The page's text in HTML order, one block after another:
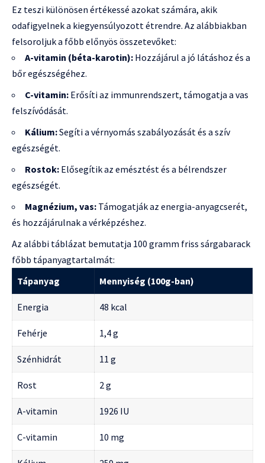
Ez teszi különösen értékessé azokat számára, akik
odafigyelnek a kiegyensúlyozott étrendre. Az alábbiakban
felsoroljuk a főbb előnyös összetevőket:
A-vitamin (béta-karotin): Hozzájárul a jó látáshoz és a
bőr egészségéhez.
C-vitamin: Erősíti az immunrendszert, támogatja a vas
felszívódását.
Kálium:Segíti a vérnyomás szabályozását és a szív
egészségét.
Rostok: Elősegítik az emésztést és a bélrendszer
egészségét.
Magnézium, vas: Támogatják az energia-anyagcserét,
és hozzájárulnak a vérképzéshez.
Az alábbi táblázat bemutatja 100 gramm friss sárgabarack
főbb tápanyagtartalmát:
Tápanyag
Mennyiség (100g-ban)
Energia 48 kcal
Fehérje 1,4 g
Szénhidrát 11 g
Rost 2 g
A-vitamin 1926 IU
C-vitamin 10 mg